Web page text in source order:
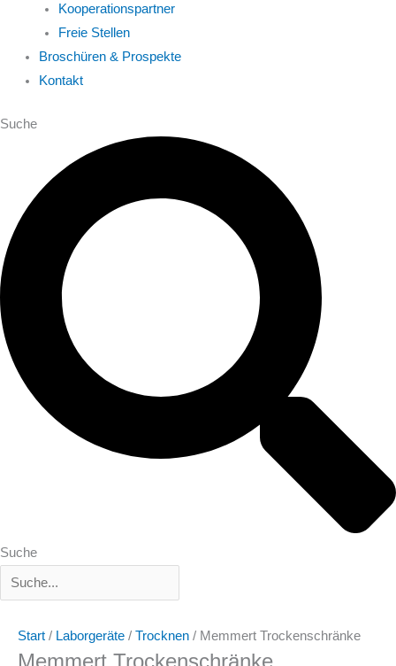
Kooperationspartner
Freie Stellen
Broschüren & Prospekte
Kontakt
Suche
Suche
Start / Laborgeräte / Trocknen / Memmert Trockenschränke